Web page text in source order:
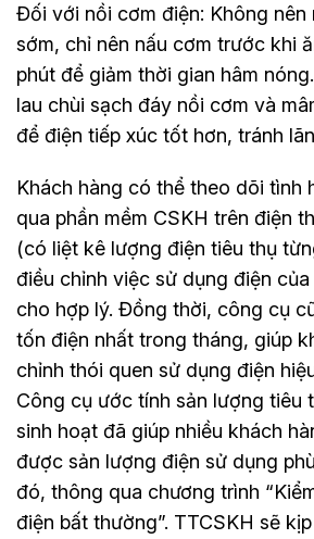
Đối với nồi cơm điện: Không nên
sớm, chỉ nên nấu cơm trước khi
phút để giảm thời gian hâm
lau chùi sạch đáy nồi cơm và
để điện tiếp xúc tốt hơn, tránh
Khách hàng có thể theo dõi tình
qua phần mềm CSKH trên điện
(có liệt kê lượng điện tiêu thụ
điều chỉnh việc sử dụng điện
cho hợp lý. Đồng thời, công cụ
tốn điện nhất trong tháng, giúp
chỉnh thói quen sử dụng điện
Công cụ ước tính sản lượng tiêu
sinh hoạt đã giúp nhiều khách
được sản lượng điện sử dụng
đó, thông qua chương trình
điện bất thường”. TTCSKH sẽ